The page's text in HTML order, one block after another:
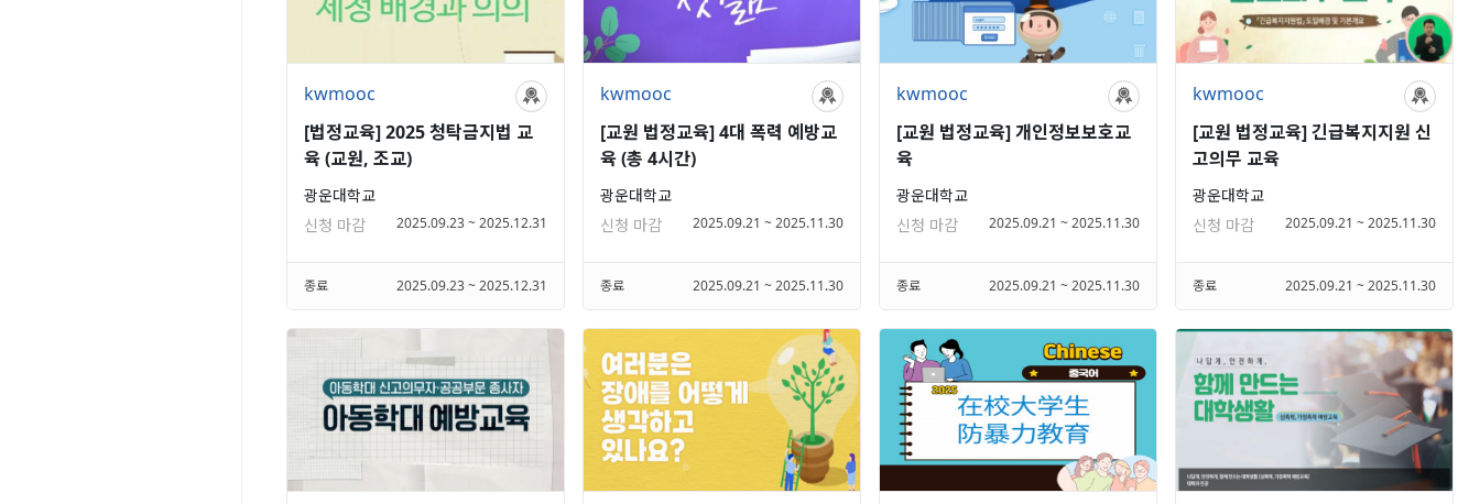
kwmooc
[법정교육] 2025 청탁금지법 교
육 (교원, 조교)
광운대학교
신청 마감
2025.09.23 ~ 2025.12.31
종료 2025.09.23 ~ 2025.12.31
kwmooc
[교원 법정교육] 4대 폭력 예방교
육 (총 4시간)
광운대학교
신청 마감
2025.09.21 ~ 2025.11.30
종료 2025.09.21 ~ 2025.11.30
kwmooc
[교원 법정교육] 개인정보보호교
육
광운대학교
신청 마감
2025.09.21 ~ 2025.11.30
종료 2025.09.21 ~ 2025.11.30
kwmooc
[교원 법정교육] 긴급복지지원 신
고의무 교육
광운대학교
신청 마감
2025.09.21 ~ 2025.11.30
종료 2025.09.21 ~ 2025.11.30